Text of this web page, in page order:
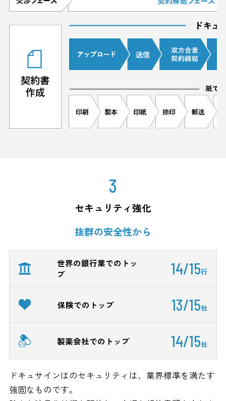
3
セキュリティ強化
抜群の安全性から
世界の銀行業でのトッ
プ
14/15行
保険でのトップ 13/15社
製薬会社でのトップ 14/15社
ドキュサインはのセキュリティは、業界標準を満たす
強固なものです。